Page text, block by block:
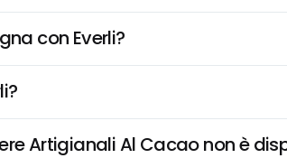
con Everli?
Artigianali Al Cacao non è